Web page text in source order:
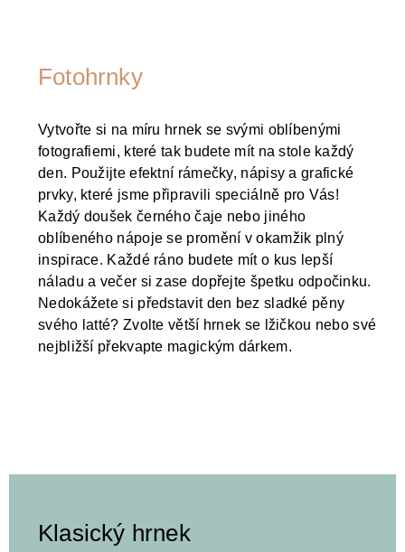
Fotohrnky
Vytvořte si na míru hrnek se svými oblíbenými
fotografiemi, které tak budete mít na stole každý
den. Použijte efektní rámečky, nápisy a grafické
prvky, které jsme připravili speciálně pro Vás!
Každý doušek černého čaje nebo jiného
oblíbeného nápoje se promění v okamžik plný
inspirace. Každé ráno budete mít o kus lepší
náladu a večer si zase dopřejte špetku odpočinku.
Nedokážete si představit den bez sladké pěny
svého latté? Zvolte větší hrnek se lžičkou nebo své
nejbližší překvapte magickým dárkem.
Klasický hrnek